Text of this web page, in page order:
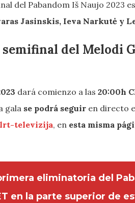
del Pabandom Iš Naujo 2023
Jasinskis, Ieva Narkutė y
semifinal del Melodi
dará comienzo a las 20:00h
gala se podrá seguir en directo
televizija, en esta misma
eliminatoria del
en la parte superior de